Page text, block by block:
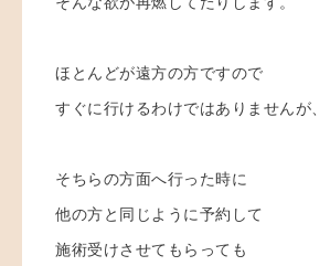
ほとんどが遠方の方ですので
すぐに行けるわけではありませんが、
そちらの方面へ行った時に
他の方と同じように予約して
施術受けさせてもらっても